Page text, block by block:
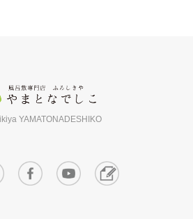
YAMATONADESHIKO